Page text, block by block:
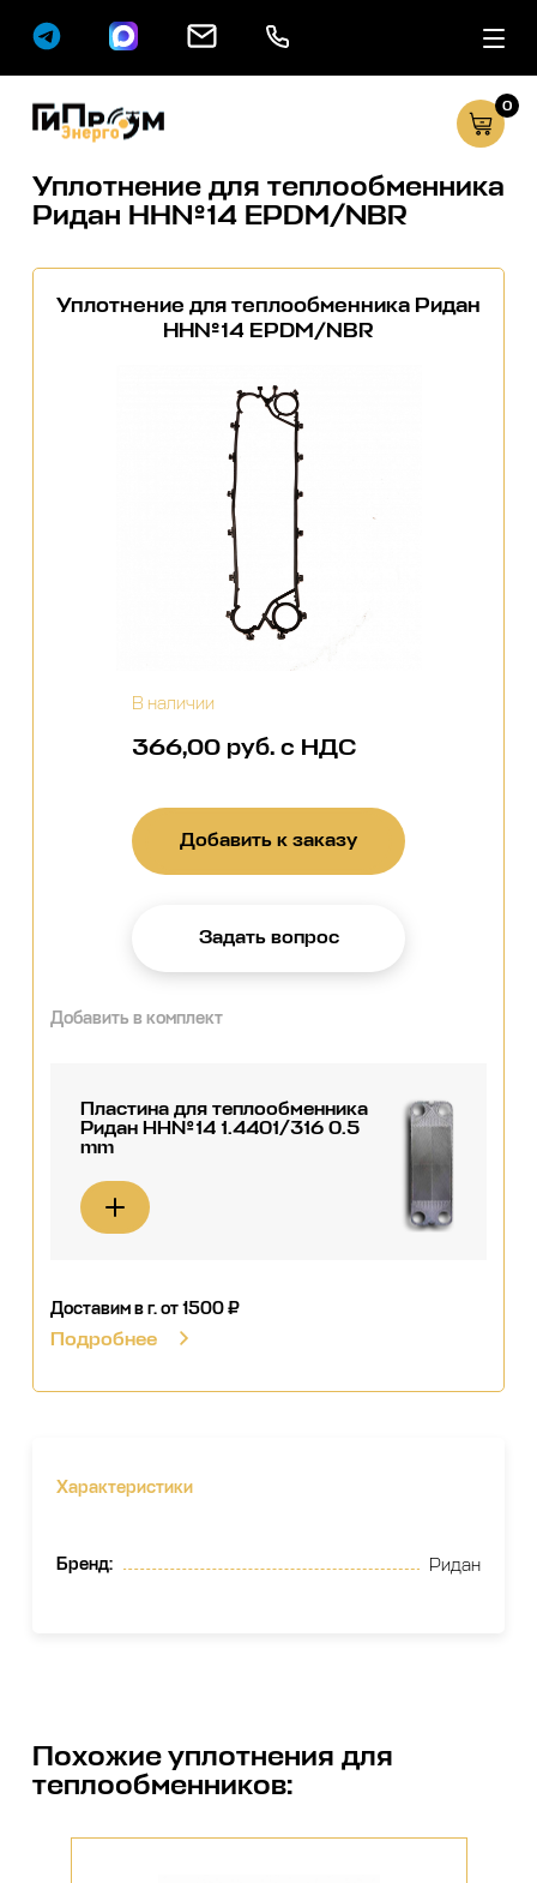
Сервисные
0
Уплотнение для теплообменника
Ридан НН№14 EPDM/NBR
Уплотнение для теплообменника Ридан
НН№14 EPDM/NBR
В наличии
366,00 руб. с НДС
Добавить к заказу
Задать вопрос
Добавить в комплект
Пластина для теплообменника
Ридан НН№14 1.4401/316 0.5
mm
Доставим в г.от 1500 ₽
Подробнее
Характеристики
Бренд: Ридан
Похожиеуплотнения для
теплообменников: